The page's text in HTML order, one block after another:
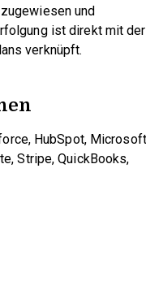
und
ist direkt mit der
verknüpft.
HubSpot, Microsoft
Stripe, QuickBooks,